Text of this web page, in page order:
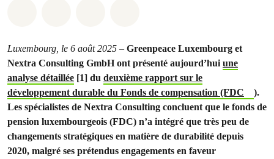
Luxembourg, le 6 août 2025 – Greenpeace Luxembourg et
Nextra Consulting GmbH ont présenté aujourd’huiune
analyse détaillée [1] du deuxième rapport sur le
développement durable du Fonds de compensation (FDC
).
Les spécialistes de Nextra Consulting concluent que le fonds de
pension luxembourgeois (FDC) n’a intégré que très peu de
changements stratégiques en matière de durabilité depuis
2020, malgré ses prétendus engagements en faveur